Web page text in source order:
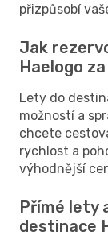
přizpůsobí
Jak
Haelogo
Lety do
možností a
chcete
rychlost a
výhodnější
Přímé lety
destinace